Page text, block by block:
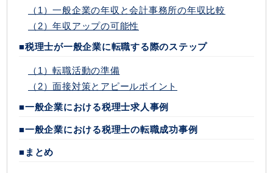
（1）一般企業の年収と会計事務所の年収比較
（2）年収アップの可能性
■税理士が一般企業に転職する際のステップ
（1）転職活動の準備
（2）面接対策とアピールポイント
■一般企業における税理士求人事例
■一般企業における税理士の転職成功事例
■まとめ